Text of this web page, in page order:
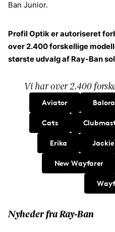
Ban Junior.
Profil Optik er autoriseret
over 2.400 forskellige
største udvalg af Ray-Ban
Vi har over 2.400
Aviator
Cats
Erika
New Wayfarer
Nyheder fra Ray-Ban